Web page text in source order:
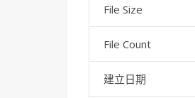
File Size
File Count
建立日期